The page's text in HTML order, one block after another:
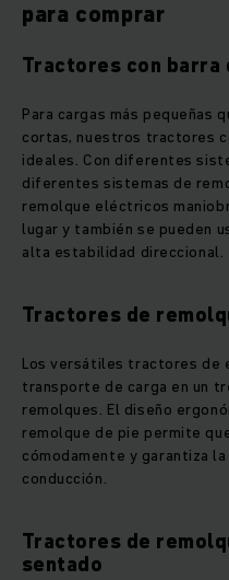
para comprar
Tractores con barra
Para cargas más pequeñas
cortas, nuestros tractores
ideales. Con diferentes
diferentes sistemas de
remolque eléctricos
lugar y también se pueden
alta estabilidad direccional.
Tractores de
Los versátiles tractores de
transporte de carga en un
remolques. El diseño
remolque de pie permite
cómodamente y garantiza
conducción.
Tractores de
sentado